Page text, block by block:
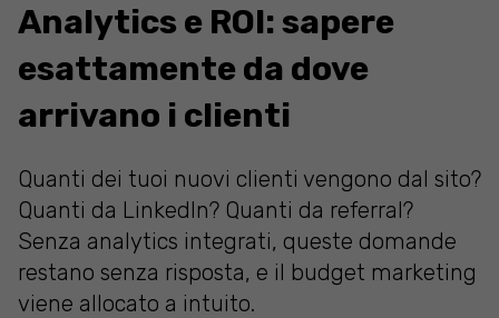
Analytics e ROI: sapere
esattamente da dove
arrivano i clienti
Quanti dei tuoi nuovi clienti vengono dal sito?
Quanti da LinkedIn? Quanti da referral?
Senza analytics integrati, queste domande
restano senza risposta, e il budget marketing
viene allocato a intuito.